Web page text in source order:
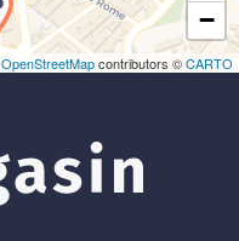
−
OpenStreetMapcontributors ©CARTO